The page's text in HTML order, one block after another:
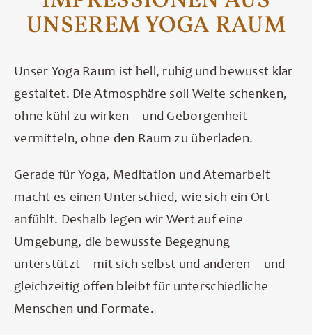
UNSEREM YOGA RAUM
Unser Yoga Raum ist hell, ruhig und bewusst klar
gestaltet. Die Atmosphäre soll Weite schenken,
ohne kühl zu wirken – und Geborgenheit
vermitteln, ohne den Raum zu überladen.
Gerade für Yoga, Meditation und Atemarbeit
macht es einen Unterschied, wie sich ein Ort
anfühlt. Deshalb legen wir Wert auf eine
Umgebung, die bewusste Begegnung
unterstützt – mit sich selbst und anderen – und
gleichzeitig offen bleibt für unterschiedliche
Menschen und Formate.